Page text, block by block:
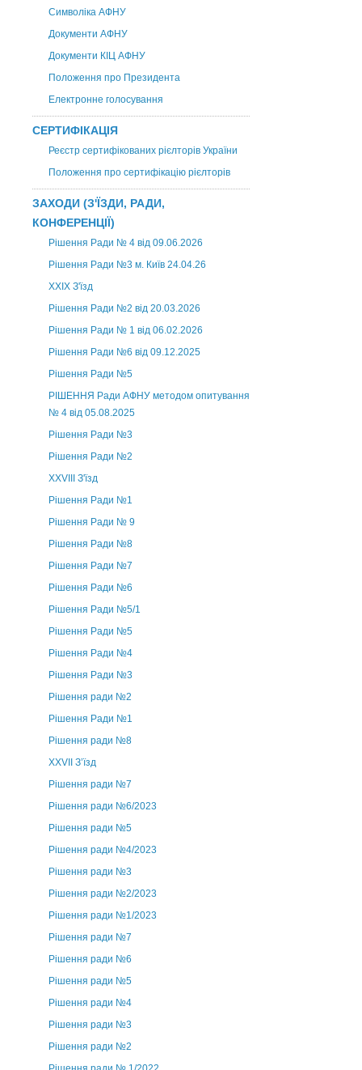
Символіка АФНУ
Документи АФНУ
Документи КІЦ АФНУ
Положення про Президента
Електронне голосування
СЕРТИФІКАЦІЯ
Реєстр сертифікованих рієлторів України
Положення про сертифікацію рієлторів
ЗАХОДИ (З'ЇЗДИ, РАДИ,
КОНФЕРЕНЦІЇ)
Рішення Ради № 4 від 09.06.2026
Рішення Ради №3 м. Київ 24.04.26
XXІХ З'їзд
Рішення Ради №2 від 20.03.2026
Рішення Ради № 1 від 06.02.2026
Рішення Ради №6 від 09.12.2025
Рішення Ради №5
РІШЕННЯ Ради АФНУ методом опитування
№ 4 від 05.08.2025
Рішення Ради №3
Рішення Ради №2
XXVIII З'їзд
Рішення Ради №1
Рішення Ради № 9
Рішення Ради №8
Рішення Ради №7
Рішення Ради №6
Рішення Ради №5/1
Рішення Ради №5
Рішення Ради №4
Рішення Ради №3
Рішення ради №2
Рішення Ради №1
Рішення ради №8
ХХVII З’їзд
Рішення ради №7
Рішення ради №6/2023
Рішення ради №5
Рішення ради №4/2023
Рішення ради №3
Рішення ради №2/2023
Рішення ради №1/2023
Рішення ради №7
Рішення ради №6
Рішення ради №5
Рішення ради №4
Рішення ради №3
Рішення ради №2